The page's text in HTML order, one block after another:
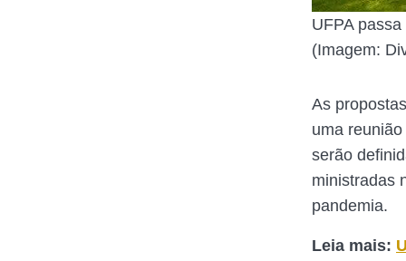
UFPA
(Imagem:
As
uma
serão
ministradas
pandemia.
Leia mais: